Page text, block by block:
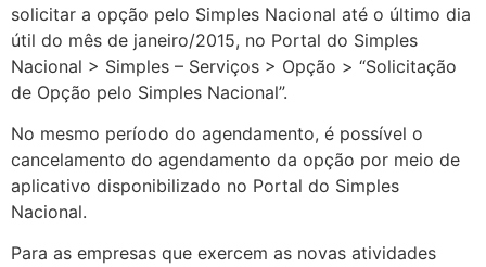
solicitar a opção pelo Simples Nacional até o último dia
útil do mês de janeiro/2015, no Portal do Simples
Nacional > Simples – Serviços > Opção > “Solicitação
de Opção pelo Simples Nacional”.
No mesmo período do agendamento, é possível o
cancelamento do agendamento da opção por meio de
aplicativo disponibilizado no Portal do Simples
Nacional.
Para as empresas que exercem as novas atividades